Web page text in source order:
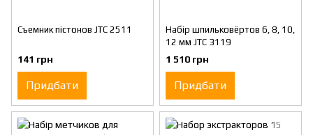
Съемник пістонов JTC 2511
141 грн
Придбати
Набір шпильковёртов 6, 8, 10,
12 мм JTC 3119
1 510 грн
Придбати